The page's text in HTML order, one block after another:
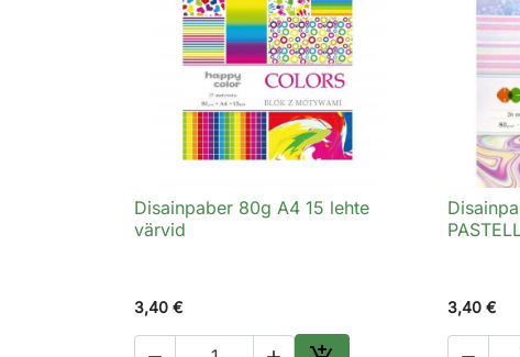
 Kiirvaade
Disainpaber 80g A4 15 lehte
värvid
3,40 €
PASTELL
3,40 €